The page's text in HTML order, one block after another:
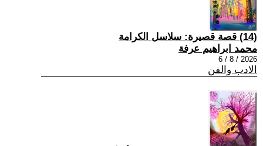
(14) قصة قصيرة: سلاسل الكرامة
محمد ابراهيم عرفة
2026 / 8 / 6
الادب والفن